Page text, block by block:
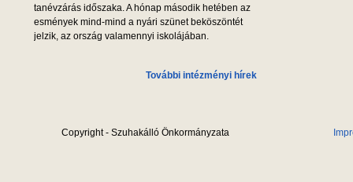
tanévzárás időszaka. A hónap második hetében az
esmények mind-mind a nyári szünet beköszöntét
jelzik, az ország valamennyi iskolájában.
További intézményi hírek
Copyright - Szuhakálló Önkormányzata